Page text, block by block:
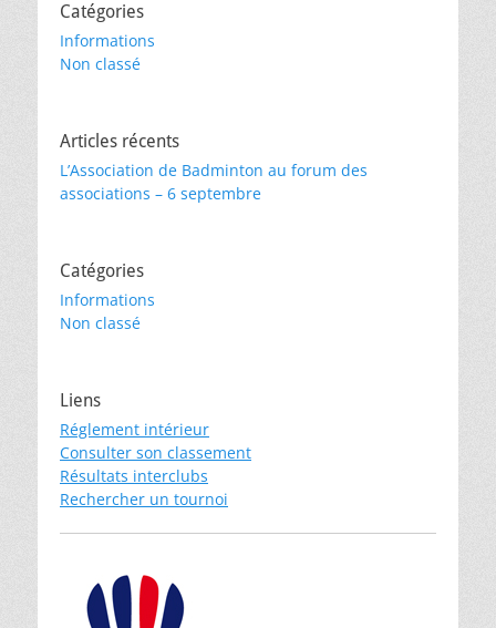
Catégories
Informations
Non classé
Articles récents
L’Association de Badminton au forum des
associations – 6 septembre
Catégories
Informations
Non classé
Liens
Réglement intérieur
Consulter son classement
Résultats interclubs
Rechercher un tournoi